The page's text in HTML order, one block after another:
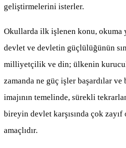
geliştirmelerini isterler.
Okullarda ilk işlenen konu, okuma
devlet ve devletin güçlülüğünün
milliyetçilik ve din; ülkenin
zamanda ne güç işler başardılar
imajının temelinde, sürekli
bireyin devlet karşısında çok
amaçlıdır.